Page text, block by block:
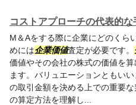
コストアプローチの代表的な
M＆Aをする際に企業にどのくら
めには企業価値査定が必要です。
価値やその会社の株式の価値を
ます。バリュエーションともいい
の取引金額を決める上での重要な
の算定方法を理解し...